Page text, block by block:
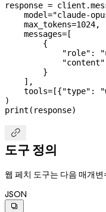
response =
    model
="claude-
    max_tokens
=1024,
    messages
= [
        {
            "role"
:
            "content"
        }
    ],
    tools
= [{"type" :
)
print (response)

도구 정의
웹 페치 도구는 다음 매개
JSON
